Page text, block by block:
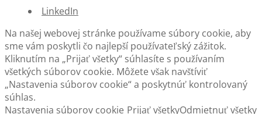
LinkedIn
Na našej webovej stránke používame súbory cookie, aby
sme vám poskytli čo najlepší používateľský zážitok.
Kliknutím na „Prijať všetky“ súhlasíte s používaním
všetkých súborov cookie. Môžete však navštíviť
„Nastavenia súborov cookie“ a poskytnúť kontrolovaný
súhlas.
Nastavenia súborov cookie Prijať všetkyOdmietnuť všetky